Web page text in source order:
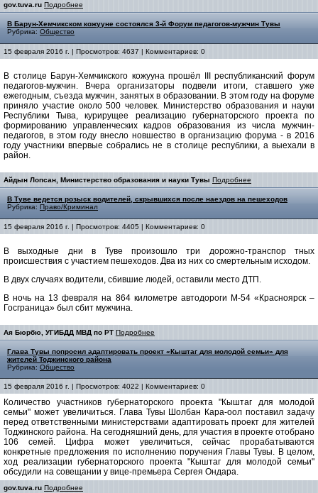
gov.tuva.ru Подробнее
В Барун-Хемчикском кожууне состоялся 3-й Форум педагогов-мужчин Тувы
Рубрика: Общество
15 февраля 2016 г. | Просмотров: 4637 | Комментариев: 0
В столице Барун-Хемчикского кожууна прошёл III республиканский форум
педагогов-мужчин. Вчера организаторы подвели итоги, ставшего уже
ежегодным, съезда мужчин, занятых в образовании. В этом году на форуме
приняло участие около 500 человек. Министерство образования и науки
Республики Тыва, курирущее реализацию губернаторского проекта по
формированию управленческих кадров образования из числа мужчин-
педагогов, в этом году внесло новшество в организацию форума - в 2016
году участники впервые собрались не в столице республики, а выехали в
район.
Айдын Лопсан, Министерство образования и науки Тувы Подробнее
В Туве ведется розыск водителей, скрывшихся после наездов на пешеходов
Рубрика: Право/Криминал
15 февраля 2016 г. | Просмотров: 4405 | Комментариев: 0
В выходные дни в Туве произошло три дорожно-транспор тных
происшествия с участием пешеходов. Два из них со смертельным исходом.
В двух случаях водители, сбившие людей, оставили место ДТП.
В ночь на 13 февраля на 864 километре автодороги М-54 «Красноярск –
Госграница» был сбит мужчина.
Ая Бюрбю, УГИБДД МВД по РТ Подробнее
Глава Тувы попросил адаптировать проект «Кыштаг для молодой семьи» для
жителей Тоджинского района
Рубрика: Общество
15 февраля 2016 г. | Просмотров: 4022 | Комментариев: 0
Количество участников губернаторского проекта "Кыштаг для молодой
семьи" может увеличиться. Глава Тувы Шолбан Кара-оол поставил задачу
перед ответственными министерствами адаптировать проект для жителей
Тоджинского района. На сегодняшний день, для участия в проекте отобрано
106 семей. Цифра может увеличиться, сейчас прорабатываются
конкретные предложения по исполнению поручения Главы Тувы. В целом,
ход реализации губернаторского проекта "Кыштаг для молодой семьи"
обсудили на совещании у вице-премьера Сергея Ондара.
gov.tuva.ru Подробнее